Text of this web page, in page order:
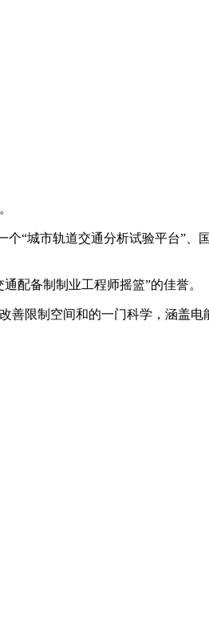
“城市轨道交通分析试验平台”、
配备制制业工程师摇篮”的佳誉。
限制空间和的一门科学，涵盖电